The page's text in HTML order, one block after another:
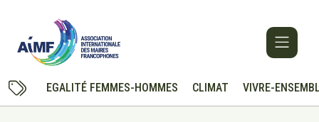
EGALITÉ FEMMES-HOMMES CLIMAT VIVRE-